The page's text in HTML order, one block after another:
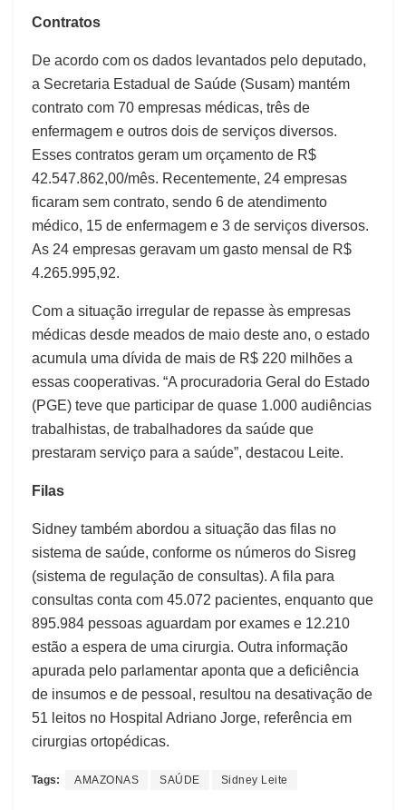
Contratos
De acordo com os dados levantados pelo deputado,
a Secretaria Estadual de Saúde (Susam) mantém
contrato com 70 empresas médicas, três de
enfermagem e outros dois de serviços diversos.
Esses contratos geram um orçamento de R$
42.547.862,00/mês. Recentemente, 24 empresas
ficaram sem contrato, sendo 6 de atendimento
médico, 15 de enfermagem e 3 de serviços diversos.
As 24 empresas geravam um gasto mensal de R$
4.265.995,92.
Com a situação irregular de repasse às empresas
médicas desde meados de maio deste ano, o estado
acumula uma dívida de mais de R$ 220 milhões a
essas cooperativas. “A procuradoria Geral do Estado
(PGE) teve que participar de quase 1.000 audiências
trabalhistas, de trabalhadores da saúde que
prestaram serviço para a saúde”, destacou Leite.
Filas
Sidney também abordou a situação das filas no
sistema de saúde, conforme os números do Sisreg
(sistema de regulação de consultas). A fila para
consultas conta com 45.072 pacientes, enquanto que
895.984 pessoas aguardam por exames e 12.210
estão a espera de uma cirurgia. Outra informação
apurada pelo parlamentar aponta que a deficiência
de insumos e de pessoal, resultou na desativação de
51 leitos no Hospital Adriano Jorge, referência em
cirurgias ortopédicas.
Tags: AMAZONAS SAÚDE Sidney Leite